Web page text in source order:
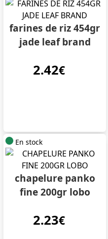
farines de riz 454gr
jade leaf brand
2.42€
En stock
chapelure panko
fine 200gr lobo
2.23€